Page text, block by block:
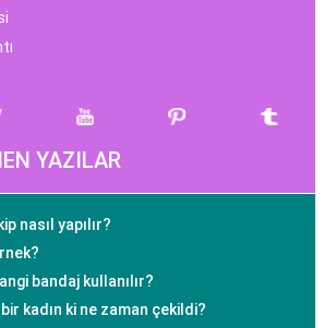
YAZILAR
nasıl yapılır?
bandaj kullanılır?
kadın ki ne zaman çekildi?